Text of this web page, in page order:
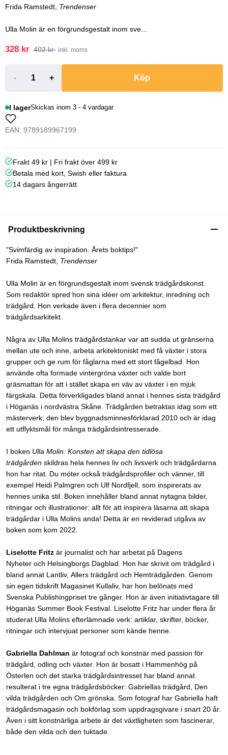
Frida Ramstedt, Trendenser
Ulla Molin är en förgrundsgestalt inom sve...
328 kr 402 kr inkl. moms
- + Köp
I lagerSkickas inom 3 - 4 vardagar
EAN: 9789189967199
Frakt 49 kr | Fri frakt över 499 kr
Betala med kort, Swish eller faktura
14 dagars ångerrätt
Produktbeskrivning
"Svimfärdig av inspiration. Årets boktips!"
Frida Ramstedt, Trendenser
Ulla Molin är en förgrundsgestalt inom svensk trädgårdskonst.
Som redaktör spred hon sina idéer om arkitektur, inredning och
trädgård. Hon verkade även i flera decennier som
trädgårdsarkitekt.
Några av Ulla Molins trädgårdstankar var att sudda ut gränserna
mellan ute och inne, arbeta arkitektoniskt med få växter i stora
grupper och ge rum för fåglarna med ett stort fågelbad. Hon
använde ofta formade vintergröna växter och valde bort
gräsmattan för att i stället skapa en väv av växter i en mjuk
färgskala. Detta förverkligades bland annat i hennes sista trädgård
i Höganäs i nordvästra Skåne. Trädgården betraktas idag som ett
mästerverk; den blev byggnadsminnesförklarad 2010 och är idag
ett utflyktsmål för många trädgårdsintresserade.
I boken Ulla Molin: Konsten att skapa den tidlösa
trädgården skildras hela hennes liv och livsverk och trädgårdarna
hon har ritat. Du möter också trädgårdsprofiler och vänner, till
exempel Heidi Palmgren och Ulf Nordfjell, som inspirerats av
hennes unika stil. Boken innehåller bland annat nytagna bilder,
ritningar och illustrationer: allt för att inspirera läsarna att skapa
trädgårdar i Ulla Molins anda! Detta är en reviderad utgåva av
boken som kom 2022.
Liselotte Fritz är journalist och har arbetat på Dagens
Nyheter och Helsingborgs Dagblad. Hon har skrivit om trädgård i
bland annat Lantliv, Allers trädgård och Hemträdgården. Genom
sin egen tidskrift Magasinet Kullaliv, har hon belönats med
Svenska Publishingpriset tre gånger. Hon är även initiativtagare till
Höganäs Summer Book Festival. Liselotte Fritz har under flera år
studerat Ulla Molins efterlämnade verk: artiklar, skrifter, böcker,
ritningar och intervjuat personer som kände henne.
Gabriella Dahlman är fotograf och konstnär med passion för
trädgård, odling och växter. Hon är bosatt i Hammenhög på
Österlen och det starka trädgårdsintresset har bland annat
resulterat i tre egna trädgårdsböcker: Gabriellas trädgård, Den
vilda trädgården och Om grönska. Som fotograf har Gabriella haft
trädgårdsmagasin och bokförlag som uppdragsgivare i snart 20 år.
Även i sitt konstnärliga arbete är det växtligheten som fascinerar,
både den vilda och den tuktade.